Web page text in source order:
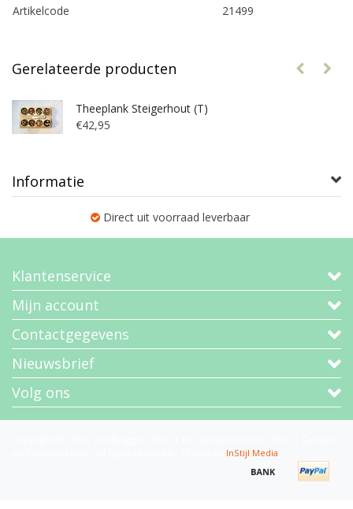
Artikelcode 21499
Gerelateerde producten
Theeplank Steigerhout (T)
€42,95
Informatie
Direct uit voorraad leverbaar
Klantenservice
Mijn account
Contactgegevens
Nieuwsbrief
Volg ons
InStijl Media